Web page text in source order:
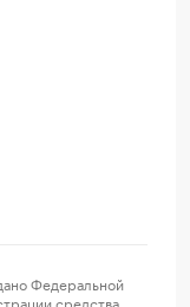
Федеральной
средства